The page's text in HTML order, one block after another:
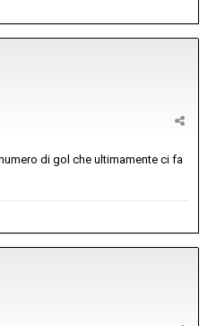
di gol che ultimamente ci fa